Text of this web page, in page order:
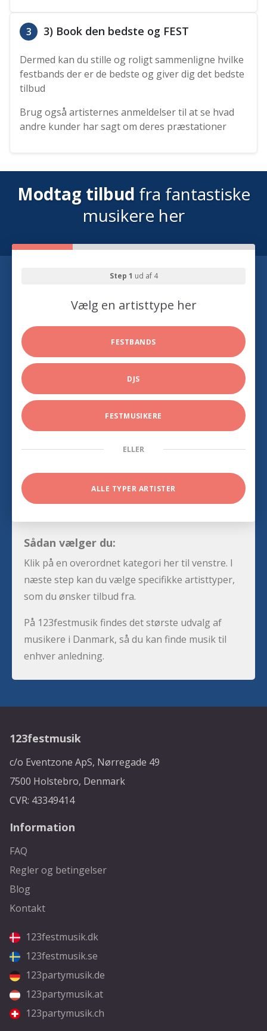
3 3) Book den bedste og FEST
Dermed kan du stille og roligt sammenligne hvilke
festbands der er de bedste og giver dig det bedste
tilbud
Brug også artisternes anmeldelser til at se hvad
andre kunder har sagt om deres præstationer
Modtag tilbud fra fantastiske
musikere her
Step 1 ud af 4
Vælg en artisttype her
FESTBANDS
DJS
FESTMUSIKERE
ELLER
ALLE TYPER ARTISTER
Sådan vælger du:
Klik på en overordnet kategori her til venstre. I
næste step kan du vælge specifikke artisttyper,
som du ønsker tilbud fra.
På 123festmusik findes det største udvalg af
musikere i Danmark, så du kan finde musik til
enhver anledning.
123festmusik
c/o Eventzone ApS, Nørregade 49
7500 Holstebro, Denmark
CVR: 43349414
Information
FAQ
Regler og betingelser
Blog
Kontakt
123festmusik.dk
123festmusik.se
123partymusik.de
123partymusik.at
123partymusik.ch